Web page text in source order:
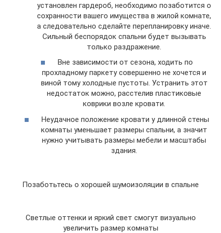
установлен гардероб, необходимо позаботится о
сохранности вашего имущества в жилой комнате,
а следовательно сделайте перепланировку иначе.
Сильный беспорядок спальни будет вызывать
только раздражение.
Вне зависимости от сезона, ходить по
прохладному паркету совершенно не хочется и
виной тому холодные пустоты. Устранить этот
недостаток можно, расстелив пластиковые
коврики возле кровати.
Неудачное положение кровати у длинной стены
комнаты уменьшает размеры спальни, а значит
нужно учитывать размеры мебели и масштабы
здания.
Позаботьтесь о хорошей шумоизоляции в спальне
Светлые оттенки и яркий свет смогут визуально
увеличить размер комнаты